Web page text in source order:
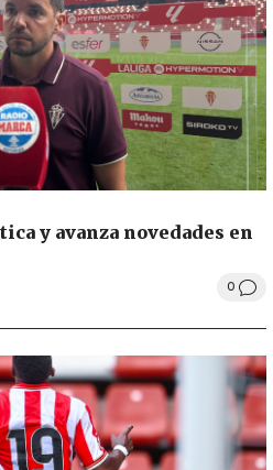
y avanza novedades en
0